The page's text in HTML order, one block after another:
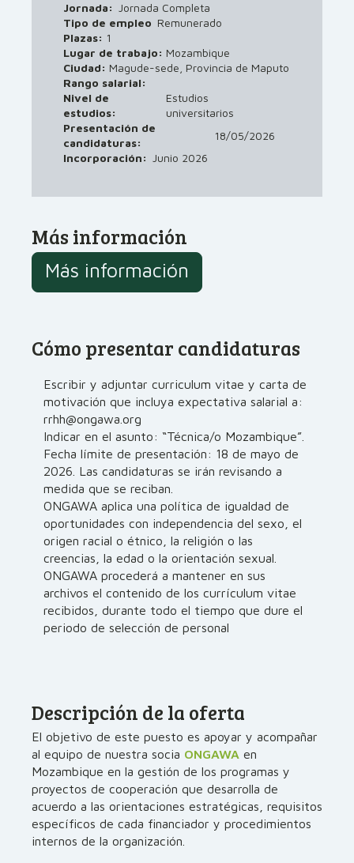
Jornada: Jornada Completa
Tipo de empleo Remunerado
Plazas: 1
Lugar de trabajo: Mozambique
Ciudad: Magude-sede, Provincia de Maputo
Rango salarial:
Nivel de
estudios:
Estudios
universitarios
Presentación de
candidaturas:
18/05/2026
Incorporación: Junio 2026
Más información
Más información
Cómo presentar candidaturas
Escribir y adjuntar curriculum vitae y carta de
motivación que incluya expectativa salarial a:
rrhh@ongawa.org
Indicar en el asunto: “Técnica/o Mozambique”.
Fecha límite de presentación: 18 de mayo de
2026. Las candidaturas se irán revisando a
medida que se reciban.
ONGAWA aplica una política de igualdad de
oportunidades con independencia del sexo, el
origen racial o étnico, la religión o las
creencias, la edad o la orientación sexual.
ONGAWA procederá a mantener en sus
archivos el contenido de los currículum vitae
recibidos, durante todo el tiempo que dure el
periodo de selección de personal
Descripción de la oferta
El objetivo de este puesto es apoyar y acompañar
al equipo de nuestra socia ONGAWA en
Mozambique en la gestión de los programas y
proyectos de cooperación que desarrolla de
acuerdo a las orientaciones estratégicas, requisitos
específicos de cada financiador y procedimientos
internos de la organización.